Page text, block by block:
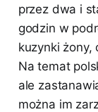
przez dwa i
godzin w
kuzynki żony,
Na temat
ale
można im